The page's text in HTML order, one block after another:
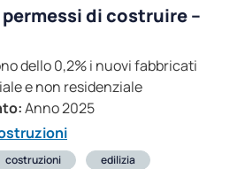
di costruire –
dello 0,2% i nuovi fabbricati
e non residenziale
Anno 2025
costruzioni
edilizia